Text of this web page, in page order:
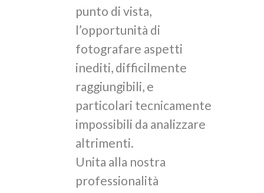
punto di vista,
l’opportunità di
fotografare aspetti
inediti, difficilmente
raggiungibili, e
particolari tecnicamente
impossibili da analizzare
altrimenti.
Unita alla nostra
professionalità